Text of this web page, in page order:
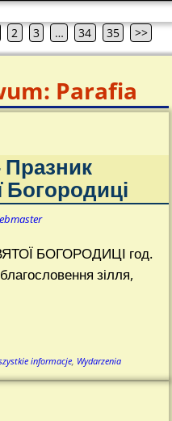
2 3 … 34 35 >>
Parafia
Празник
Богородиці
БОГОРОДИЦІ год.
зілля,
informacje, Wydarzenia